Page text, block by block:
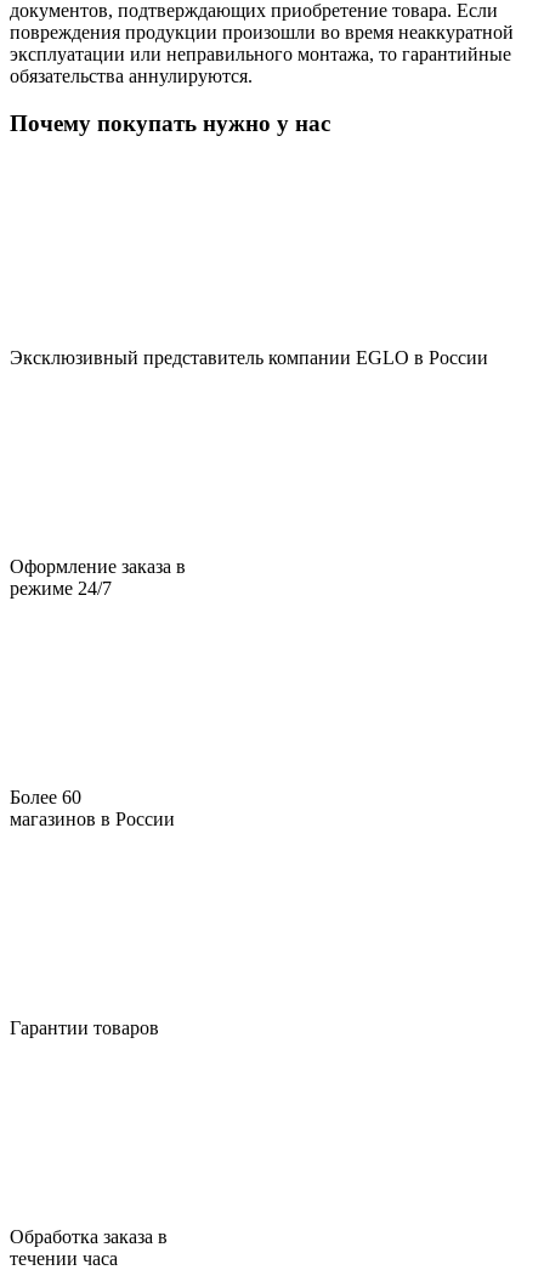
документов, подтверждающих приобретение товара. Если
повреждения продукции произошли во время неаккуратной
эксплуатации или неправильного монтажа, то гарантийные
обязательства аннулируются.
Почему покупать нужно у нас
Эксклюзивный представитель компании EGLO в России
Оформление заказа в
режиме 24/7
Более 60
магазинов в России
Гарантии товаров
Обработка заказа в
течении часа